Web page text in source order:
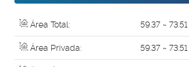
Área Total: 59.37 ~ 73.51
Área Privada: 59.37 ~ 73.51